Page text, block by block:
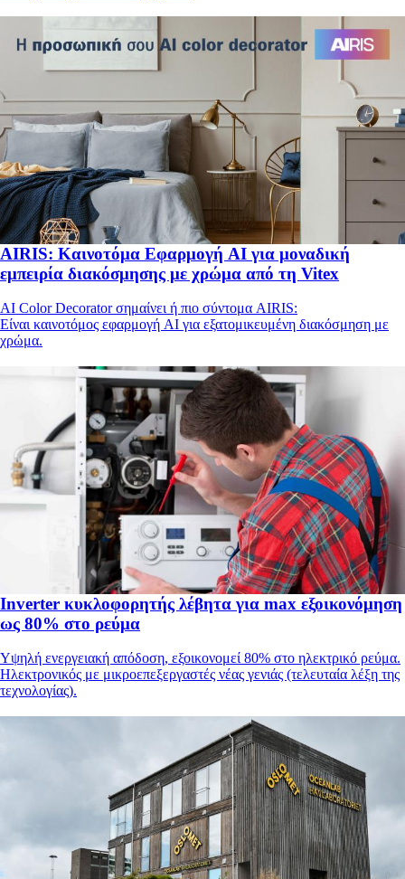
AIRIS: Καινοτόμα Εφαρμογή AI για μοναδική
εμπειρία διακόσμησης με χρώμα από τη Vitex
AI Color Decorator σημαίνει ή πιο σύντομα AIRIS:
Eίναι καινοτόμος εφαρμογή AI για εξατομικευμένη διακόσμηση με
χρώμα.
Inverter κυκλοφορητής λέβητα για max εξοικονόμηση
ως 80% στο ρεύμα
Υψηλή ενεργειακή απόδοση, εξοικονομεί 80% στο ηλεκτρικό ρεύμα.
Ηλεκτρονικός με μικροεπεξεργαστές νέας γενιάς (τελευταία λέξη της
τεχνολογίας).